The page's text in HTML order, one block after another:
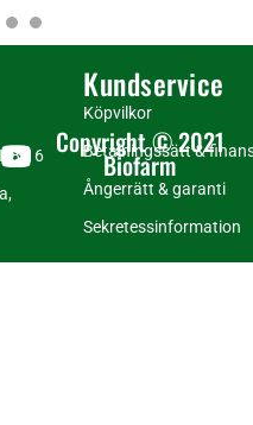
8-16
Kundservice
Köpvilkor
Betalningssätt &
Ångerrätt & garanti
Sekretessinformation
Copyright © 2021
Biofarm